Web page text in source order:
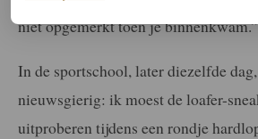
niet opgemerkt toen je binnenkwam.”
In de sportschool, later diezelfde
nieuwsgierig: ik moest de loafer-
uitproberen tijdens een rondje